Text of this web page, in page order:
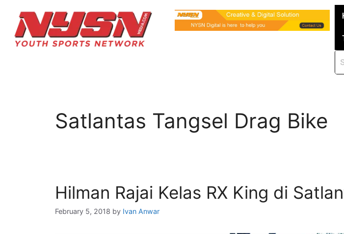
Satlantas Tangsel Drag Bike
Hilman Rajai Kelas RX King di
February 5, 2018 by Ivan Anwar